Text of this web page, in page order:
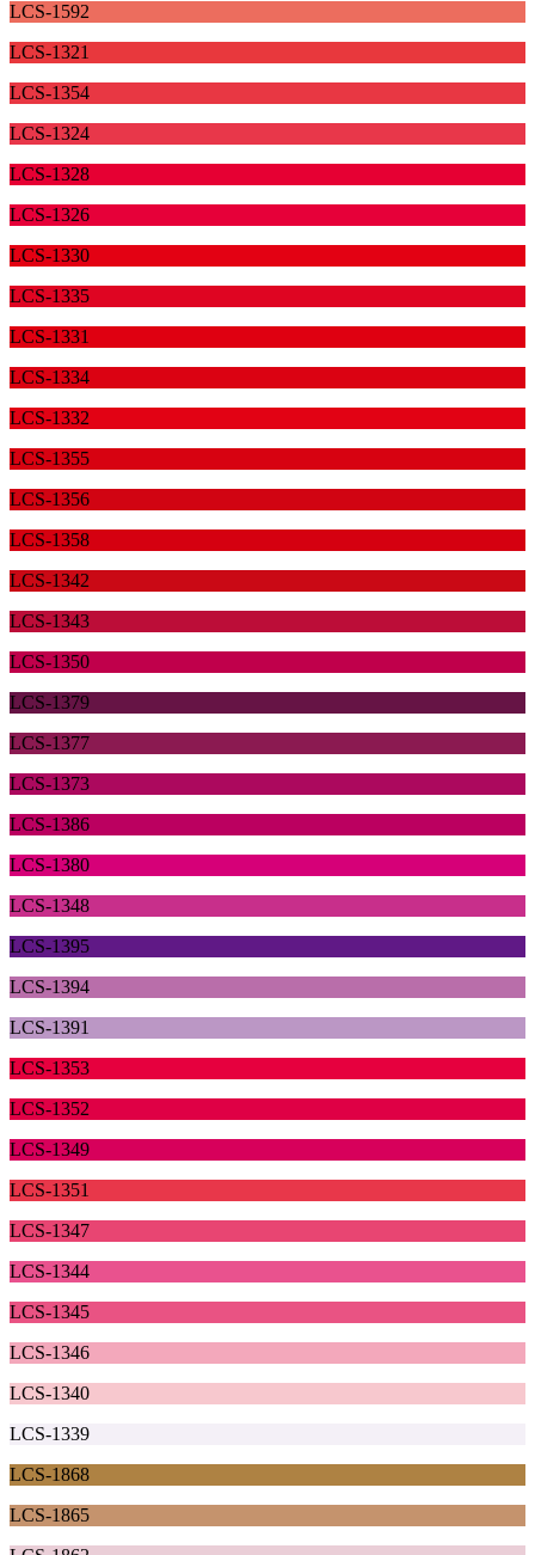
LCS-1592
LCS-1321
LCS-1354
LCS-1324
LCS-1328
LCS-1326
LCS-1330
LCS-1335
LCS-1331
LCS-1334
LCS-1332
LCS-1355
LCS-1356
LCS-1358
LCS-1342
LCS-1343
LCS-1350
LCS-1379
LCS-1377
LCS-1373
LCS-1386
LCS-1380
LCS-1348
LCS-1395
LCS-1394
LCS-1391
LCS-1353
LCS-1352
LCS-1349
LCS-1351
LCS-1347
LCS-1344
LCS-1345
LCS-1346
LCS-1340
LCS-1339
LCS-1868
LCS-1865